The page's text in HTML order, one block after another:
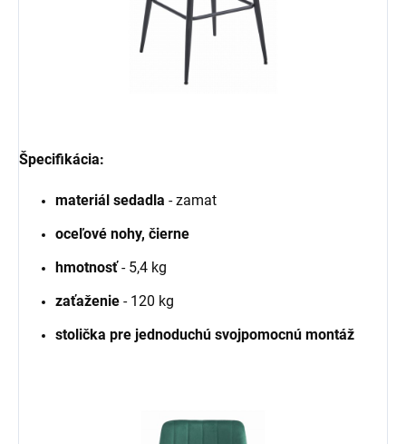
Špecifikácia:
materiál sedadla - zamat
oceľové nohy, čierne
hmotnosť- 5,4 kg
zaťaženie - 120 kg
stolička pre jednoduchú svojpomocnú montáž